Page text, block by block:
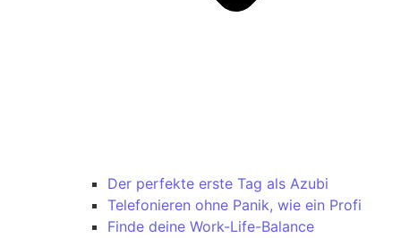
Der perfekte erste Tag als Azubi
Telefonieren ohne Panik, wie ein Profi
Finde deine Work-Life-Balance